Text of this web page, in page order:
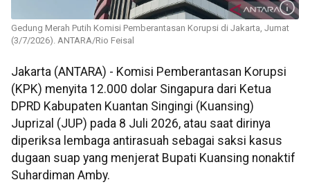
Gedung Merah Putih Komisi Pemberantasan Korupsi di Jakarta, Jumat
(3/7/2026). ANTARA/Rio Feisal
Jakarta (ANTARA) - Komisi Pemberantasan Korupsi
(KPK) menyita 12.000 dolar Singapura dari Ketua
DPRD Kabupaten Kuantan Singingi (Kuansing)
Juprizal (JUP) pada 8 Juli 2026, atau saat dirinya
diperiksa lembaga antirasuah sebagai saksi kasus
dugaan suap yang menjerat Bupati Kuansing nonaktif
Suhardiman Amby.